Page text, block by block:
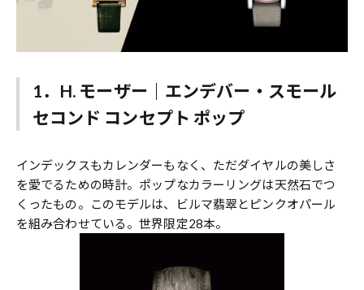
1．H. モーザー｜エンデバー・スモール
セコンド コンセプト ポップ
インデックスもカレンダーもなく、ただダイヤルの美しさ
を愛でるための時計。ポップなカラーリングは天然石でつ
くったもの。このモデルは、ビルマ翡翠とピンクオパール
を組み合わせている。世界限定28本。